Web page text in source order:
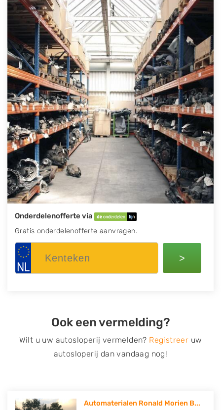
Onderdelenofferte via
Gratis onderdelenofferte aanvragen.
>
Ook een vermelding?
Wilt u uw autosloperij vermelden? Registreer uw
autosloperij dan vandaag nog!
Automaterialen Ronald Morien B...